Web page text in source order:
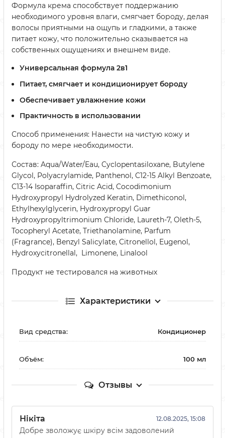
Формула крема способствует поддержанию
необходимого уровня влаги, смягчает бороду, делая
волосы приятными на ощупь и гладкими, а также
питает кожу, что положительно сказывается на
собственных ощущениях и внешнем виде.
Универсальная формула 2в1
Питает, смягчает и кондиционирует бороду
Обеспечивает увлажнение кожи
Практичность в использовании
Способ применения: Нанести на чистую кожу и
бороду по мере необходимости.
Состав: Aqua/Water/Eau, Cyclopentasiloxane, Butylene
Glycol, Polyacrylamide, Panthenol, C12-15 Alkyl Benzoate,
C13-14 Isoparaffin, Citric Acid, Cocodimonium
Hydroxypropyl Hydrolyzed Keratin, Dimethiconol,
Ethylhexylglycerin, Hydroxypropyl Guar
Hydroxypropyltrimonium Chloride, Laureth-7, Oleth-5,
Tocopheryl Acetate, Triethanolamine, Parfum
(Fragrance), Benzyl Salicylate, Citronellol, Eugenol,
Hydroxycitronellal, Limonene, Linalool
Продукт не тестировался на животных
Характеристики
Вид средства: Кондиционер
Объём: 100 мл
Отзывы
Нікіта 12.08.2025, 15:08
Добре зволожує шкіру всім задоволений